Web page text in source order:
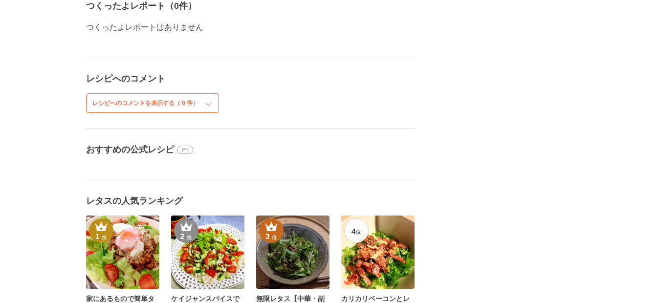
つくったよレポート（0件）
つくったよレポートはありません
レシピへのコメント
レシピへのコメントを表示する（ 0 件）
おすすめの公式レシピ PR
レタスの人気ランキング
1位
家にあるもので簡単タ
2位
ケイジャンスパイスで
3位
無限レタス【中華・副
4位
カリカリベーコンとレ